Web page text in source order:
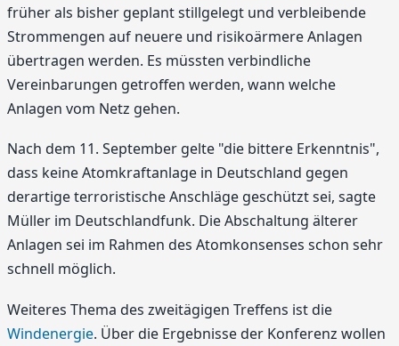
früher als bisher geplant stillgelegt und verbleibende
Strommengen auf neuere und risikoärmere Anlagen
übertragen werden. Es müssten verbindliche
Vereinbarungen getroffen werden, wann welche
Anlagen vom Netz gehen.
Nach dem 11. September gelte "die bittere Erkenntnis",
dass keine Atomkraftanlage in Deutschland gegen
derartige terroristische Anschläge geschützt sei, sagte
Müller im Deutschlandfunk. Die Abschaltung älterer
Anlagen sei im Rahmen des Atomkonsenses schon sehr
schnell möglich.
Weiteres Thema des zweitägigen Treffens ist die
Windenergie. Über die Ergebnisse der Konferenz wollen